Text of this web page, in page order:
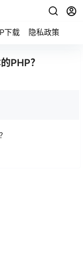
下载 隐私政策
PHP？